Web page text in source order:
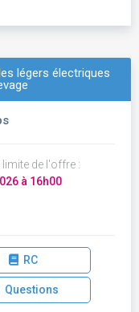
légers électriques
limite de l'offre :
à 16h00
RC
Questions